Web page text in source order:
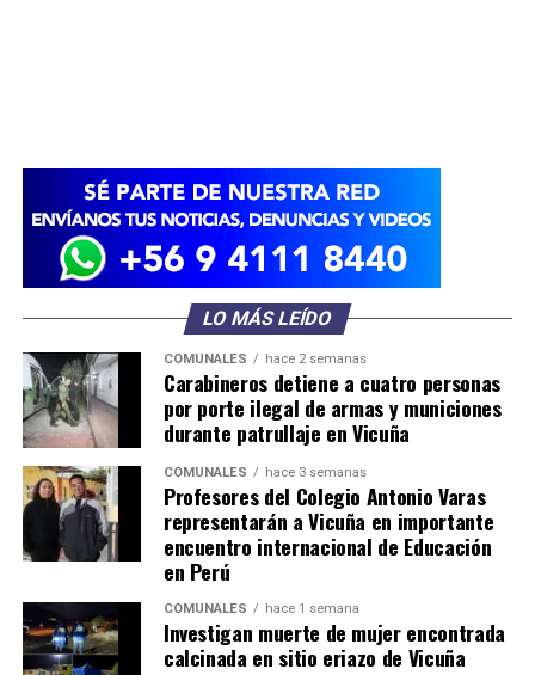
LO MÁS LEÍDO
COMUNALES hace 2 semanas
Carabineros detiene a cuatro personas
por porte ilegal de armas y municiones
durante patrullaje en Vicuña
COMUNALES hace 3 semanas
Profesores del Colegio Antonio Varas
representarán a Vicuña en importante
encuentro internacional de Educación
en Perú
COMUNALES hace 1 semana
Investigan muerte de mujer encontrada
calcinada en sitio eriazo de Vicuña